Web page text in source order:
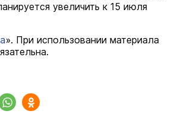
увеличить к 15 июля
». При использовании материала